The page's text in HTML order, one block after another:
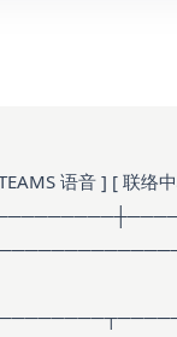
语音 ] [ 联络